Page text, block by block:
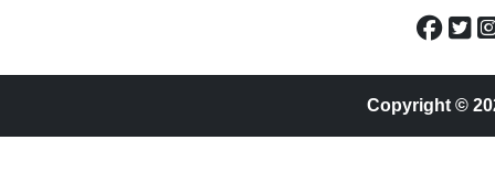
Copyright ©